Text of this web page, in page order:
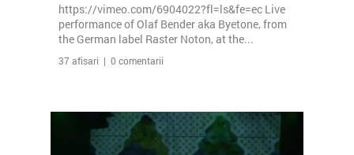
https://vimeo.com/6904022?fl=ls&fe=ec Live
performance of Olaf Bender aka Byetone, from
the German label Raster Noton, at the...
37 afisari | 0 comentarii